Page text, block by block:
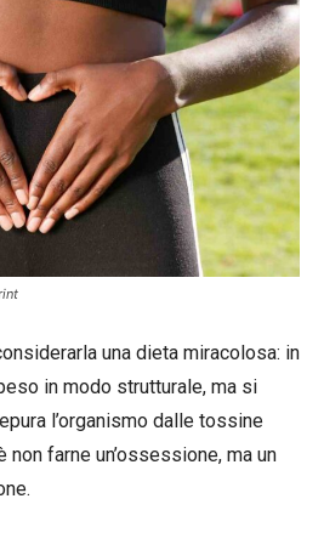
una dieta miracolosa: in
in modo strutturale, ma si
l’organismo dalle tossine
farne un’ossessione, ma un